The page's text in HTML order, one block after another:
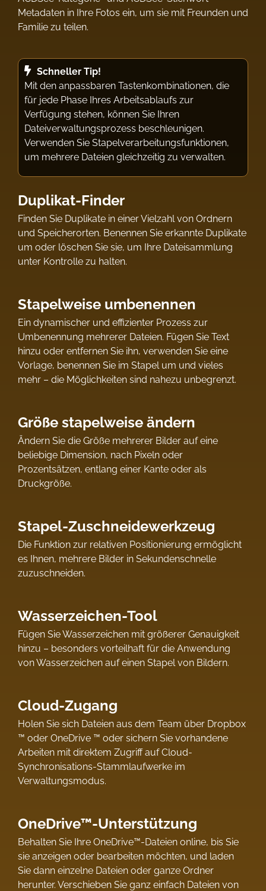
Metadaten in Ihre Fotos ein, um sie mit Freunden und
Familie zu teilen.
Schneller Tip!
Mit den anpassbaren Tastenkombinationen, die
für jede Phase Ihres Arbeitsablaufs zur
Verfügung stehen, können Sie Ihren
Dateiverwaltungsprozess beschleunigen.
Verwenden Sie Stapelverarbeitungsfunktionen,
um mehrere Dateien gleichzeitig zu verwalten.
Duplikat-Finder
Finden Sie Duplikate in einer Vielzahl von Ordnern
und Speicherorten. Benennen Sie erkannte Duplikate
um oder löschen Sie sie, um Ihre Dateisammlung
unter Kontrolle zu halten.
Stapelweise umbenennen
Ein dynamischer und effizienter Prozess zur
Umbenennung mehrerer Dateien. Fügen Sie Text
hinzu oder entfernen Sie ihn, verwenden Sie eine
Vorlage, benennen Sie im Stapel um und vieles
mehr – die Möglichkeiten sind nahezu unbegrenzt.
Größe stapelweise ändern
Ändern Sie die Größe mehrerer Bilder auf eine
beliebige Dimension, nach Pixeln oder
Prozentsätzen, entlang einer Kante oder als
Druckgröße.
Stapel-Zuschneidewerkzeug
Die Funktion zur relativen Positionierung ermöglicht
es Ihnen, mehrere Bilder in Sekundenschnelle
zuzuschneiden.
Wasserzeichen-Tool
Fügen Sie Wasserzeichen mit größerer Genauigkeit
hinzu – besonders vorteilhaft für die Anwendung
von Wasserzeichen auf einen Stapel von Bildern.
Cloud-Zugang
Holen Sie sich Dateien aus dem Team über Dropbox
™ oder OneDrive ™ oder sichern Sie vorhandene
Arbeiten mit direktem Zugriff auf Cloud-
Synchronisations-Stammlaufwerke im
Verwaltungsmodus.
OneDrive™-Unterstützung
Behalten Sie Ihre OneDrive™-Dateien online, bis Sie
sie anzeigen oder bearbeiten möchten, und laden
Sie dann einzelne Dateien oder ganze Ordner
herunter. Verschieben Sie ganz einfach Dateien von